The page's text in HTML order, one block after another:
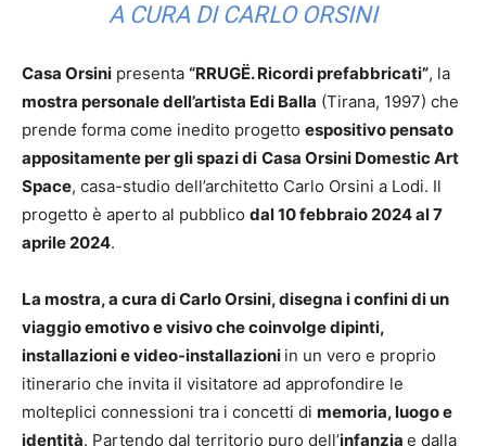
A CURA DI CARLO ORSINI
Casa Orsini presenta “RRUGË. Ricordi prefabbricati”, la
mostra personale dell’artista Edi Balla (Tirana, 1997) che
prende forma come inedito progetto espositivo pensato
appositamente per gli spazi di Casa Orsini Domestic Art
Space, casa-studio dell’architetto Carlo Orsini a Lodi. Il
progetto è aperto al pubblico dal 10 febbraio 2024 al 7
aprile 2024.
La mostra, a cura di Carlo Orsini, disegna i confini di un
viaggio emotivo e visivo che coinvolge dipinti,
installazioni e video-installazioni in un vero e proprio
itinerario che invita il visitatore ad approfondire le
molteplici connessioni tra i concetti di memoria, luogo e
identità. Partendo dal territorio puro dell’infanzia e dalla